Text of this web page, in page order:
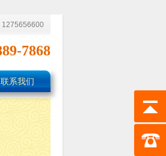
1275656600
7868
联系我们